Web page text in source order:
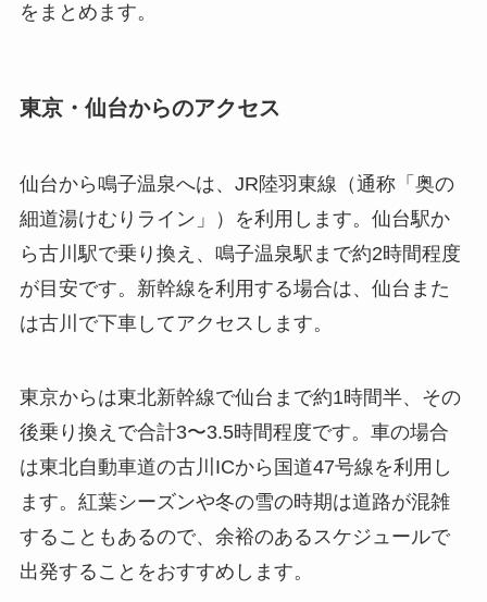
をまとめます。
東京・仙台からのアクセス
仙台から鳴子温泉へは、JR陸羽東線（通称「奥の
細道湯けむりライン」）を利用します。仙台駅か
ら古川駅で乗り換え、鳴子温泉駅まで約2時間程度
が目安です。新幹線を利用する場合は、仙台また
は古川で下車してアクセスします。
東京からは東北新幹線で仙台まで約1時間半、その
後乗り換えで合計3〜3.5時間程度です。車の場合
は東北自動車道の古川ICから国道47号線を利用し
ます。紅葉シーズンや冬の雪の時期は道路が混雑
することもあるので、余裕のあるスケジュールで
出発することをおすすめします。